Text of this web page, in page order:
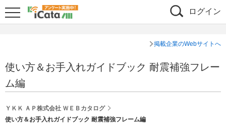
ログイン
掲載企業のWebサイトへ
使い方＆お手入れガイドブック 耐震補強フレー
ム編
ＹＫＫ ＡＰ株式会社 ＷＥＢカタログ
使い方＆お手入れガイドブック 耐震補強フレーム編